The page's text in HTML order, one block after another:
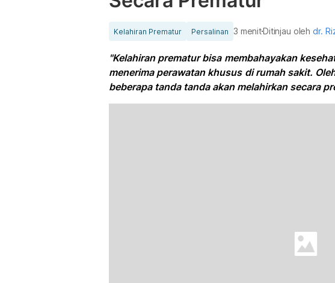
Kelahiran Prematur Persalinan 3 menitDitinjau olehdr.
"Kelahiran prematur bisa membahayakan
menerima perawatan khusus di rumah sakit.
beberapa tanda tanda akan melahirkan secara